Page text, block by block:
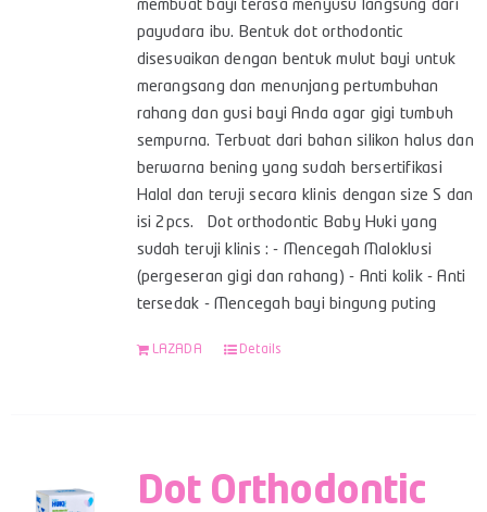
membuat bayi terasa menyusu langsung dari
payudara ibu. Bentuk dot orthodontic
disesuaikan dengan bentuk mulut bayi untuk
merangsang dan menunjang pertumbuhan
rahang dan gusi bayi Anda agar gigi tumbuh
sempurna. Terbuat dari bahan silikon halus dan
berwarna bening yang sudah bersertifikasi
Halal dan teruji secara klinis dengan size S dan
isi 2pcs. Dot orthodontic Baby Huki yang
sudah teruji klinis : - Mencegah Maloklusi
(pergeseran gigi dan rahang) - Anti kolik - Anti
tersedak - Mencegah bayi bingung puting
LAZADA Details
Dot Orthodontic